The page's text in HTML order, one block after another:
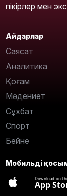
пікірлер мен
Айдарлар
Саясат
Аналитика
Қоғам
Мәдениет
Сұхбат
Спорт
Бейне
Мобильді
Download on
App